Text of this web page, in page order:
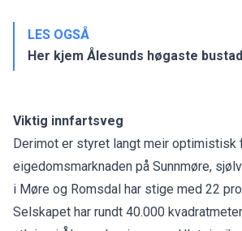
LES OGSÅ
Her kjem Ålesunds høgaste
Viktig innfartsveg
Derimot er styret langt meir optimistisk
eigedomsmarknaden på Sunnmøre,
i Møre og Romsdal har stige med 22
Selskapet har rundt 40.000